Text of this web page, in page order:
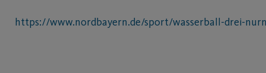
https://www.nordbayern.de/sport/wasserball-drei-